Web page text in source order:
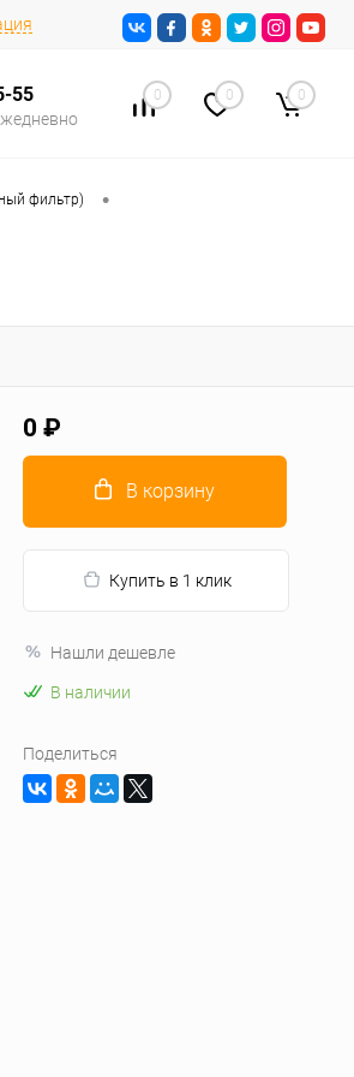
55 0 0 0
фильтр) •
0 ₽
В корзину
Купить в 1 клик
Нашли дешевле
В наличии
Поделиться